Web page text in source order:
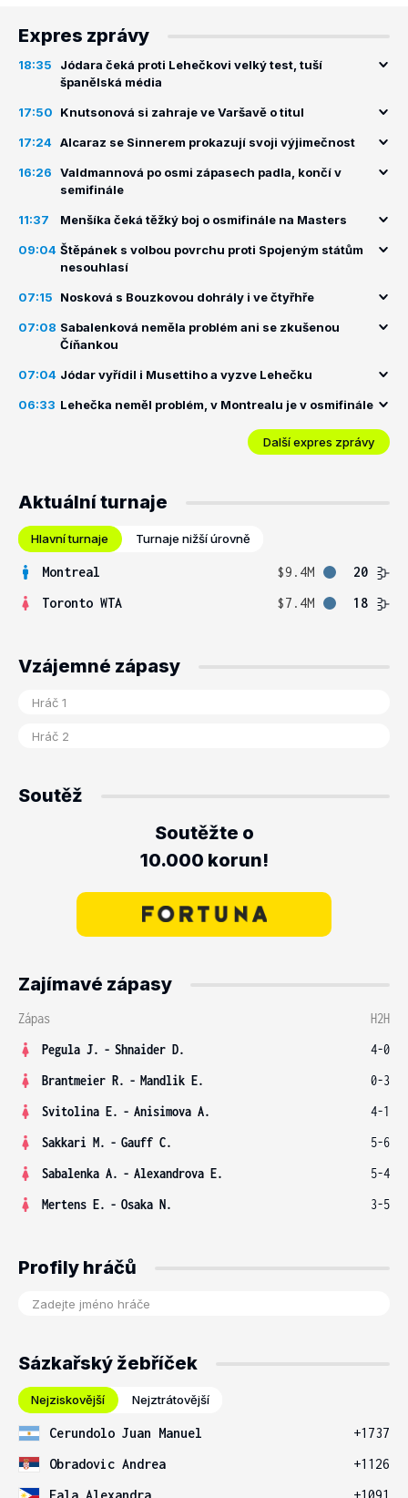
Expres zprávy
18:35
Jódara čeká proti Lehečkovi velký test, tuší
španělská média
17:50 Knutsonová si zahraje ve Varšavě o titul
17:24 Alcaraz se Sinnerem prokazují svoji výjimečnost
16:26
Valdmannová po osmi zápasech padla, končí v
semifinále
11:37 Menšíka čeká těžký boj o osmifinále na Masters
09:04 Štěpánek s volbou povrchu proti Spojeným státům
nesouhlasí
07:15 Nosková s Bouzkovou dohrály i ve čtyřhře
07:08 Sabalenková neměla problém ani se zkušenou
Číňankou
07:04 Jódar vyřídil i Musettiho a vyzve Lehečku
06:33 Lehečka neměl problém, v Montrealu je v osmifinále
Další expres zprávy
Aktuální turnaje
Hlavní turnaje Turnaje nižší úrovně
Montreal $9.4M
20
Toronto WTA
$7.4M 18
Vzájemné zápasy
Soutěž
Soutěžte o
10.000 korun!
Zajímavé zápasy
Zápas
H2H
Pegula J. - Shnaider D.
4-0
Brantmeier R. - Mandlik E.
0-3
Svitolina E. - Anisimova A.
4-1
Sakkari M. - Gauff C.
5-6
Sabalenka A. - Alexandrova E.
5-4
Mertens E. - Osaka N. 3-5
Profily hráčů
Sázkařský žebříček
Nejziskovější Nejztrátovější
Cerundolo Juan Manuel
+1737
Obradovic Andrea
+1126
Eala Alexandra
+1091